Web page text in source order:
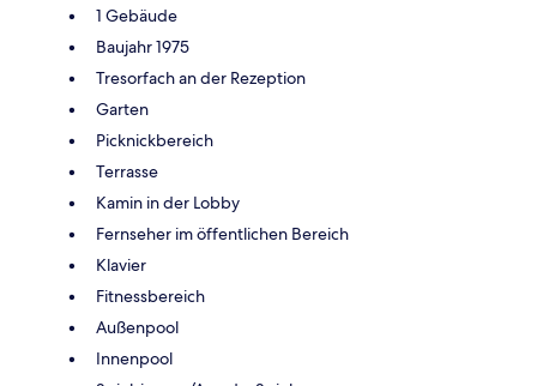
1 Gebäude
Baujahr 1975
Tresorfach an der Rezeption
Garten
Picknickbereich
Terrasse
Kamin in der Lobby
Fernseher im öffentlichen Bereich
Klavier
Fitnessbereich
Außenpool
Innenpool